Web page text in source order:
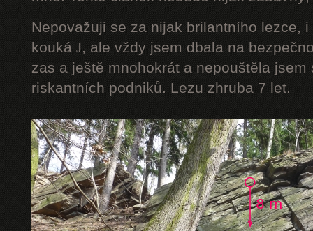
Nepovažuji se za nijak brilantního lezce,
kouká J, ale vždy jsem dbala na
zas a ještě mnohokrát a nepouštěla
riskantních podniků. Lezu zhruba 7 let.